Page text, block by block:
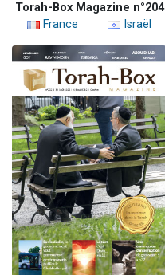
Torah-Box Magazine n°204
France
Israël